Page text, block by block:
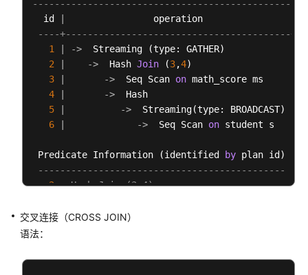
库
象
Oracle、
Teradata
MySQL
差
  id
                operation
----+-----------------------------------------
1
->
  Streaming (type: GATHER)
2
->
  Hash
Join (3,4)
3
->
  Seq Scan
on math_score ms
4
->
  Hash
5
->
  Streaming(type: BROADCAST)
6
->
  Seq Scan
on student s
Predicate Information (identified by plan id)
---------------------------------------------
2 --Hash Join (3,4)
System available mem: 1761280KB
交叉连接（CROSS JOIN）
语法：